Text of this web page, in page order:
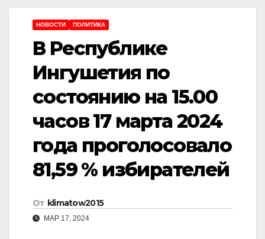
НОВОСТИ ПОЛИТИКА
В Республике
Ингушетия по
состоянию на 15.00
часов 17 марта 2024
года проголосовало
81,59 % избирателей
От klimatow2015
МАР 17, 2024